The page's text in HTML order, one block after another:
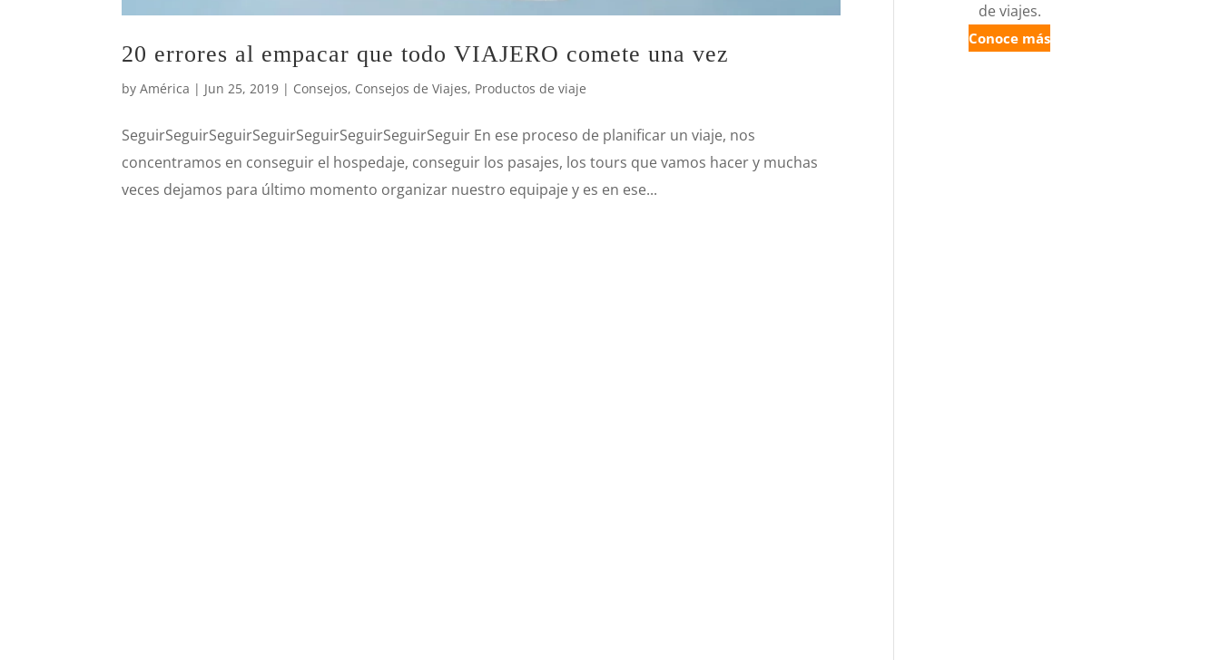
20 errores al empacar que todo VIAJERO comete una vez
byAmérica | Jun 25, 2019 | Consejos, Consejos de Viajes, Productos de viaje
SeguirSeguirSeguirSeguirSeguirSeguirSeguirSeguir En ese proceso de planificar un viaje, nos
concentramos en conseguir el hospedaje, conseguir los pasajes, los tours que vamos hacer y muchas
veces dejamos para último momento organizar nuestro equipaje y es en ese...
de viajes.
Conoce más